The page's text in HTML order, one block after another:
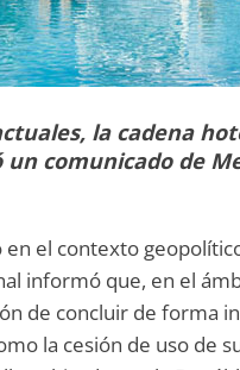
la cadena
comunicado de
el contexto
informó que, en el
de concluir de forma
la cesión de uso de